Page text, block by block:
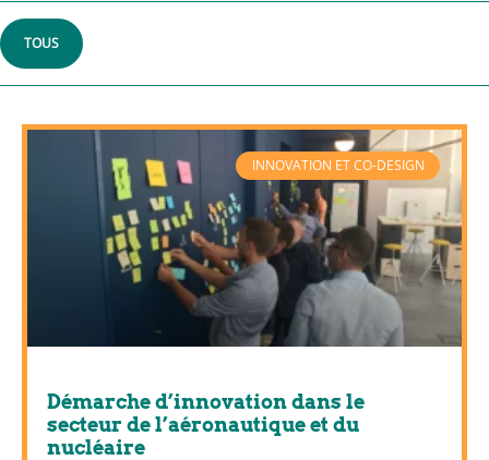
TOUS
INNOVATION ET CO-DESIGN
Démarche d’innovation dans le
secteur de l’aéronautique et du
nucléaire